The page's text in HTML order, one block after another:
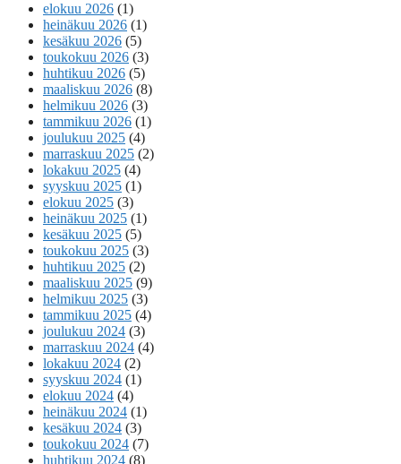
elokuu 2026 (1)
heinäkuu 2026 (1)
kesäkuu 2026 (5)
toukokuu 2026 (3)
huhtikuu 2026 (5)
maaliskuu 2026 (8)
helmikuu 2026 (3)
tammikuu 2026 (1)
joulukuu 2025 (4)
marraskuu 2025 (2)
lokakuu 2025 (4)
syyskuu 2025 (1)
elokuu 2025 (3)
heinäkuu 2025 (1)
kesäkuu 2025 (5)
toukokuu 2025 (3)
huhtikuu 2025 (2)
maaliskuu 2025 (9)
helmikuu 2025 (3)
tammikuu 2025 (4)
joulukuu 2024 (3)
marraskuu 2024 (4)
lokakuu 2024 (2)
syyskuu 2024 (1)
elokuu 2024 (4)
heinäkuu 2024 (1)
kesäkuu 2024 (3)
toukokuu 2024 (7)
huhtikuu 2024 (8)